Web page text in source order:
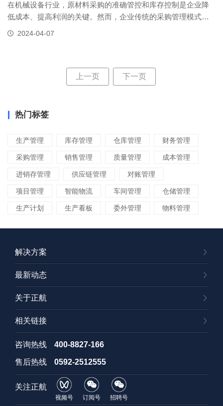
在机械设备行业，原材料采购的准确管控和库存控制是企业降
低成本、提高利润的关键。然而，企业传统的采购管理模式是
依赖人工预测，这样的操作方式容易导致库存积压，影响资金
2024-04-07
上一页 下一页
热门标签
生产管理 库存管理 仓库管理 财务管理
采购管理 销售管理 质量管理 成本管理
进销存管理 供应链管理 对账管理
项目管理 智能物流 车间管理 仓储管理
生产计划 生产看板 委外管理 物料管理
ERP软件
ERP教程
人力资源管理
流程管理 数字化转型 智能制造 精细化
大数据
管理软件 管理系统
报价软件
解决方案
最新动态
关于正航
相关链接
咨询热线 400-8827-166
售后热线 0592-2512555
关注正航
视频号 订阅号 招聘号